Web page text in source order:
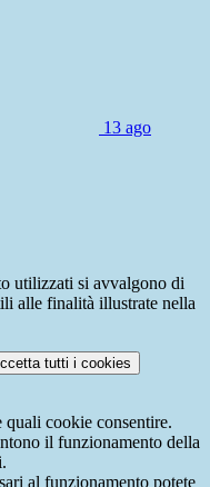
13 ago
utilizzati si avvalgono di
alle finalità illustrate nella
tutti i cookies
quali cookie consentire.
il funzionamento della
al funzionamento potete